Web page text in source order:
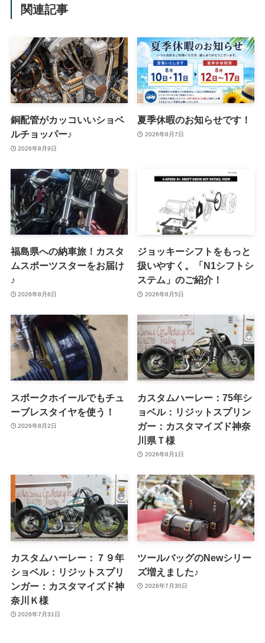
関連記事
銅配管がカッコいいショベ
ルチョッパー♪
2026年8月9日
夏季休暇のお知らせです！
2026年8月7日
福島県への納車旅！カスタ
ムスポーツスターをお届け
♪
2026年8月6日
ジョッキーシフトをもっと
扱いやすく。「N1シフトシ
ステム」のご紹介！
2026年8月5日
スポークホイールでもチュ
ーブレスタイヤを使う！
2026年8月2日
カスタムハーレー：75年シ
ョベル：リジットスプリン
ガー：カスタマイズド神奈
川県Ｔ様
2026年8月1日
カスタムハーレー：７９年
ショベル：リジットスプリ
ンガー：カスタマイズド神
奈川Ｋ様
2026年7月31日
ツールバッグのNewシリー
ズ増えました♪
2026年7月30日